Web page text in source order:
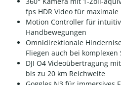
fps HDR Video für
Motion Controller für
Handbewegungen
Omnidirektionale
Fliegen auch bei komplexen
DJI O4 Videoübertragung
bis zu 20 km Reichweite